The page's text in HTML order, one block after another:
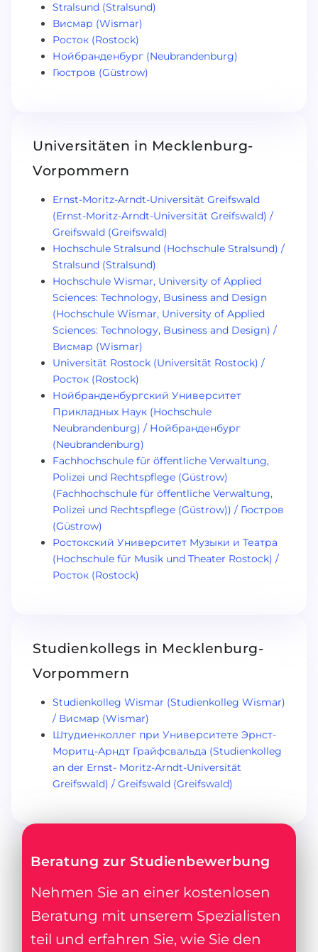
Stralsund (Stralsund)
Висмар (Wismar)
Росток (Rostock)
Нойбранденбург (Neubrandenburg)
Гюстров (Güstrow)
Universitäten in Mecklenburg-
Vorpommern
Ernst-Moritz-Arndt-Universität Greifswald
(Ernst-Moritz-Arndt-Universität Greifswald) /
Greifswald (Greifswald)
Hochschule Stralsund (Hochschule Stralsund) /
Stralsund (Stralsund)
Hochschule Wismar, University of Applied
Sciences: Technology, Business and Design
(Hochschule Wismar, University of Applied
Sciences: Technology, Business and Design) /
Висмар (Wismar)
Universität Rostock (Universität Rostock) /
Росток (Rostock)
Нойбранденбургский Университет
Прикладных Наук (Hochschule
Neubrandenburg) / Нойбранденбург
(Neubrandenburg)
Fachhochschule für öffentliche Verwaltung,
Polizei und Rechtspflege (Güstrow)
(Fachhochschule für öffentliche Verwaltung,
Polizei und Rechtspflege (Güstrow)) / Гюстров
(Güstrow)
Ростокский Университет Музыки и Театра
(Hochschule für Musik und Theater Rostock) /
Росток (Rostock)
Studienkollegs in Mecklenburg-
Vorpommern
Studienkolleg Wismar (Studienkolleg Wismar)
/ Висмар (Wismar)
Штудиенколлег при Университете Эрнст-
Моритц-Арндт Грайфсвальда (Studienkolleg
an der Ernst- Moritz-Arndt-Universität
Greifswald) / Greifswald (Greifswald)
Beratung zur Studienbewerbung
Nehmen Sie an einer kostenlosen
Beratung mit unserem Spezialisten
teil und erfahren Sie, wie Sie den